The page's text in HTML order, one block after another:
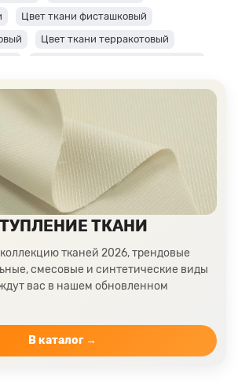
Цвет ткани фисташковый
Цвет ткани терракотовый
Цвет ткани розовый
Ткани персикового цвета
Ткани оливкового цвета
Ткани цвета айвори, молочные оттенки
разных оттенков
Ткани зеленого цвета
Ткани цвета индиго
ТКАНИ
тканей 2026, трендовые
смесовые и синтетические виды
вас в нашем обновленном
В каталог →